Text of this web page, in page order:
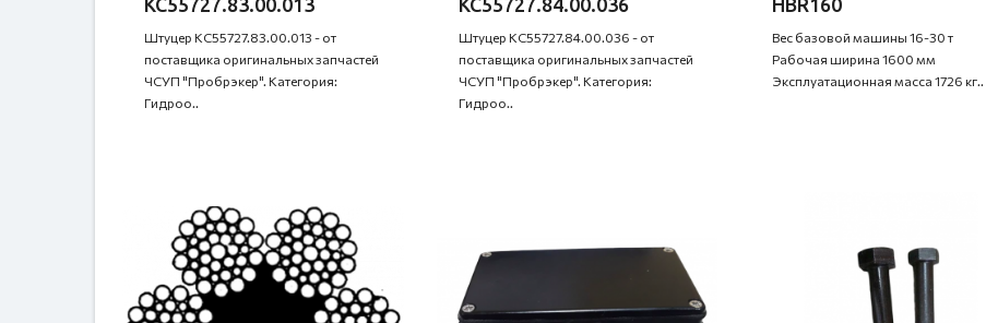
КС55727.83.00.013
Штуцер КС55727.83.00.013 - от
поставщика оригинальных запчастей
ЧСУП "Пробрэкер". Категория:
Гидроо..
КС55727.84.00.036
Штуцер КС55727.84.00.036 - от
поставщика оригинальных запчастей
ЧСУП "Пробрэкер". Категория:
Гидроо..
HBR160
Вес базовой машины 16-30 т
Рабочая ширина 1600 мм
Эксплуатационная масса 1726 кг..